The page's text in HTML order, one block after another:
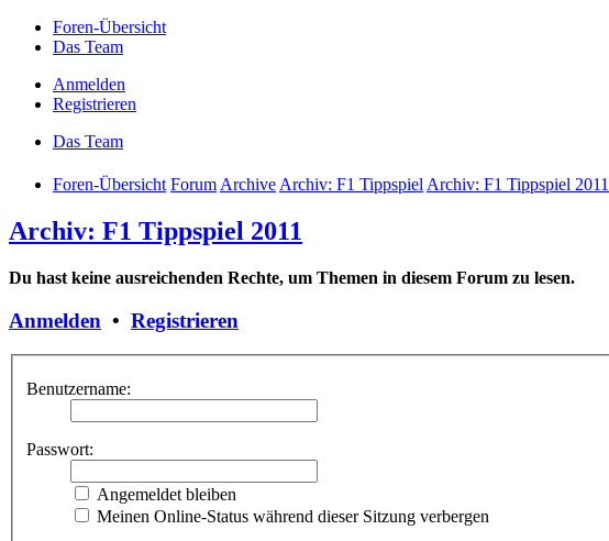
Foren-Übersicht
Das Team
Anmelden
Registrieren
Das Team
Foren-Übersicht ForumArchiveArchiv: F1 TippspielArchiv: F1 Tippspiel 2011
Archiv: F1 Tippspiel 2011
Du hast keine ausreichenden Rechte, um Themen in diesem Forum zu lesen.
Anmelden • Registrieren
Benutzername:
Passwort:
Angemeldet bleiben
Meinen Online-Status während dieser Sitzung verbergen